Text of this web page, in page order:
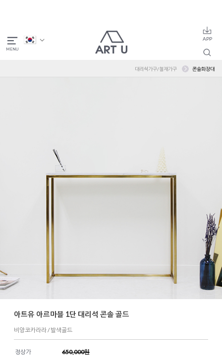
대리석가구/철재가구 콘솔화장대
아트유 아르마블 1단 대리석 콘솔 골드
비앙코카라라 / 발색골드
정상가 650,000원